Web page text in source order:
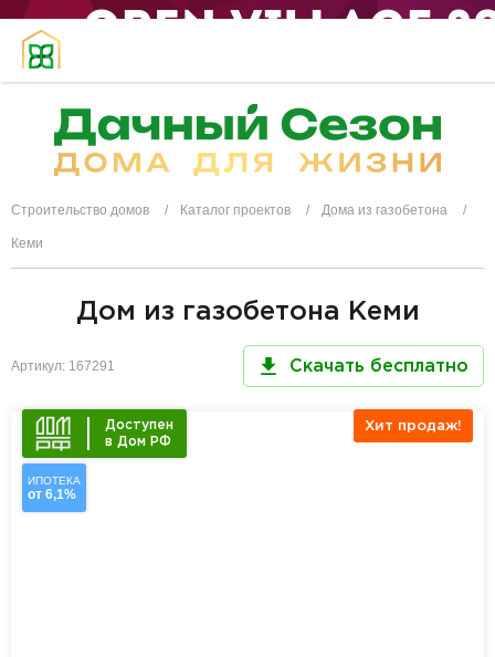
Строительство домов Каталог проектов Дома из газобетона
Кеми
Дом из газобетона Кеми
Артикул: 167291 Скачать бесплатно
Доступен
в Дом РФ
ИПОТЕКА
от 6,1%
Хит продаж!